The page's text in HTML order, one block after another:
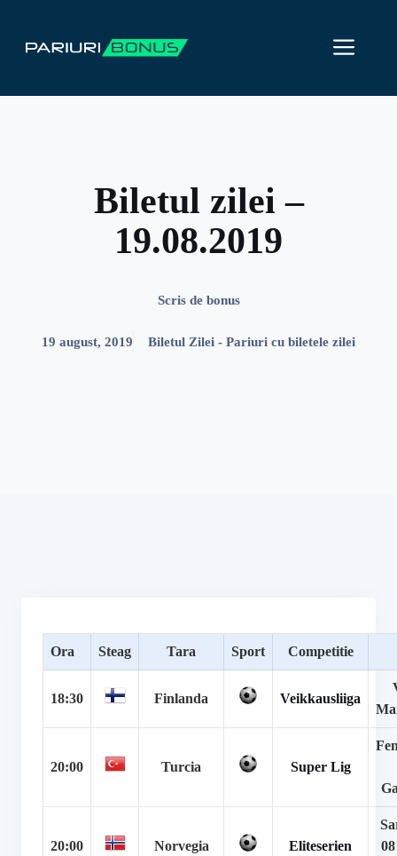
conținut
Biletul zilei –
19.08.2019
Scris de bonus
19 august, 2019 Biletul Zilei - Pariuri cu biletele zilei
Ora Steag Tara Sport Competitie
18:30 Finlanda Veikkausliiga
20:00 Turcia Super Lig
20:00 Norvegia Eliteserien